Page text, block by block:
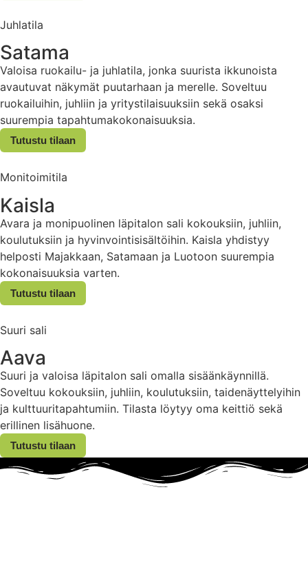
Juhlatila
Satama
Valoisa ruokailu- ja juhlatila, jonka suurista ikkunoista
avautuvat näkymät puutarhaan ja merelle. Soveltuu
ruokailuihin, juhliin ja yritystilaisuuksiin sekä osaksi
suurempia tapahtumakokonaisuuksia.
Tutustu tilaan
Monitoimitila
Kaisla
Avara ja monipuolinen läpitalon sali kokouksiin, juhliin,
koulutuksiin ja hyvinvointisisältöihin. Kaisla yhdistyy
helposti Majakkaan, Satamaan ja Luotoon suurempia
kokonaisuuksia varten.
Tutustu tilaan
Suuri sali
Aava
Suuri ja valoisa läpitalon sali omalla sisäänkäynnillä.
Soveltuu kokouksiin, juhliin, koulutuksiin, taidenäyttelyihin
ja kulttuuritapahtumiin. Tilasta löytyy oma keittiö sekä
erillinen lisähuone.
Tutustu tilaan